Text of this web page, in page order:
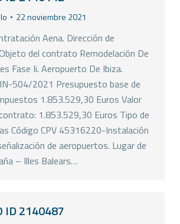
22 noviembre 2021
Aena. Dirección de
del contrato Remodelación De
Fase Ii. Aeropuerto De Ibiza.
504/2021 Presupuesto base de
1.853.529,30 Euros Valor
1.853.529,30 Euros Tipo de
Código CPV 45316220-Instalación
de aeropuertos. Lugar de
– Illes Balears…
ID 2140487